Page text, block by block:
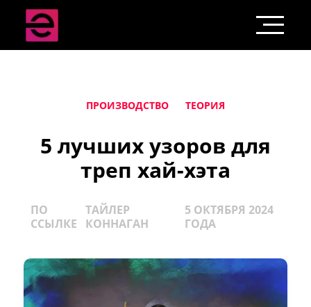
ПРОИЗВОДСТВО ТЕОРИЯ
5 лучших узоров для
треп хай-хэта
ПО
ССЫЛКЕ
ТАЙЛЕР
КОННАГАН
5 ОКТЯБРЯ 2024
ГОДА